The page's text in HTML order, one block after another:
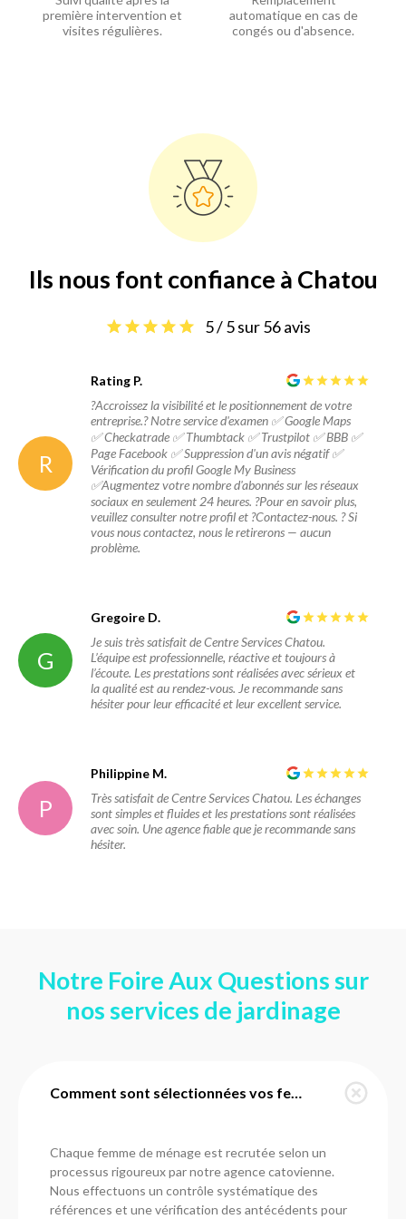
première intervention et
visites régulières.
automatique en cas de
congés ou d'absence.
Ils nous font confiance à Chatou
5 / 5 sur 56 avis
R
Rating P.
?Accroissez la visibilité et le positionnement de votre
entreprise.? Notre service d'examen ✅ Google Maps
✅ Checkatrade ✅ Thumbtack ✅ Trustpilot ✅ BBB ✅
Page Facebook ✅ Suppression d'un avis négatif ✅
Vérification du profil Google My Business
✅Augmentez votre nombre d'abonnés sur les réseaux
sociaux en seulement 24 heures. ?Pour en savoir plus,
veuillez consulter notre profil et ?Contactez-nous. ? Si
vous nous contactez, nous le retirerons — aucun
problème.
G
Gregoire D.
Je suis très satisfait de Centre Services Chatou.
L’équipe est professionnelle, réactive et toujours à
l’écoute. Les prestations sont réalisées avec sérieux et
la qualité est au rendez-vous. Je recommande sans
hésiter pour leur efficacité et leur excellent service.
P
Philippine M.
Très satisfait de Centre Services Chatou. Les échanges
sont simples et fluides et les prestations sont réalisées
avec soin. Une agence fiable que je recommande sans
hésiter.
Notre Foire Aux Questions sur
nos services de jardinage
Comment sont sélectionnées vos femmes de ménage à Chatou ?
Chaque femme de ménage est recrutée selon un
processus rigoureux par notre agence catovienne.
Nous effectuons un contrôle systématique des
références et une vérification des antécédents pour